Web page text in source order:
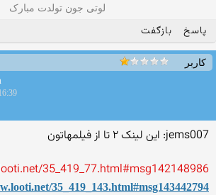
لوتی جون تولدت مبارک
پاسخ بازگفت
کاربر
jems007: این لینک ۲ تا از فیلمهاتون
35_419_77.html#msg142148986
35_419_143.html#msg143442794